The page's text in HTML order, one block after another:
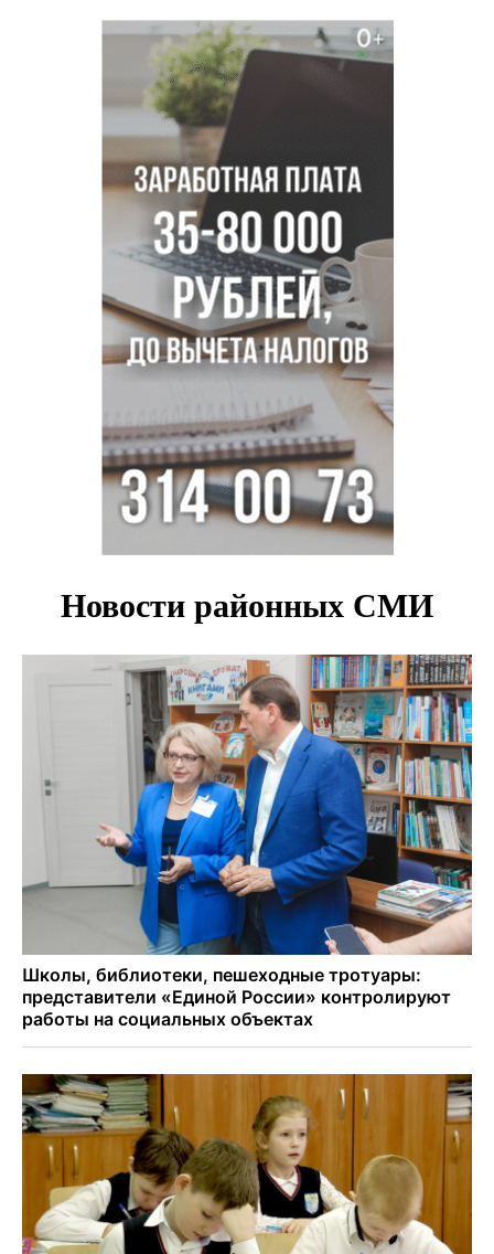
500 литров ухи сварили новосибирцам на
Бугринском пляже
Под Новосибирском двое пострадали в ДТП с
перевернувшейся «ГАЗелью»
Легендарный хоккеист Тарасенко вернулся к брату в